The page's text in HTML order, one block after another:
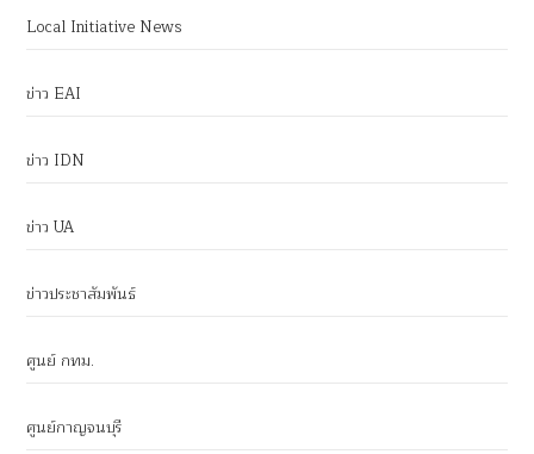
Local Initiative News
ข่าว EAI
ข่าว IDN
ข่าว UA
ข่าวประชาสัมพันธ์
ศูนย์ กทม.
ศูนย์กาญจนบุรี